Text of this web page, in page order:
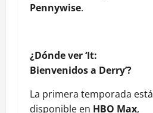
Pennywise.
¿Dónde ver ‘It:
Bienvenidos a Derry’?
La primera temporada está
disponible en HBO Max,